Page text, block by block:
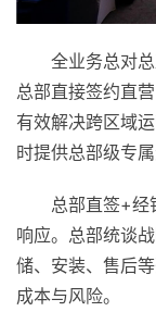
全业务总对
总部直接签约直
有效解决跨区域
时提供总部级专属
总部直签+经
响应。总部统谈
储、安装、售后
成本与风险。